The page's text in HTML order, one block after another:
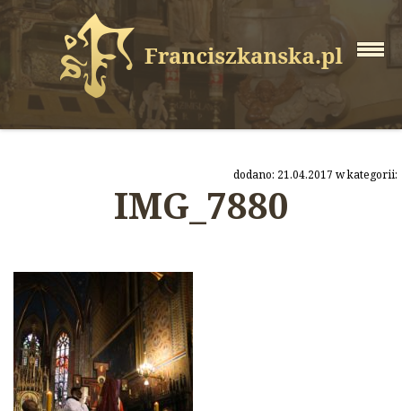
dodano: 21.04.2017 w kategorii:
IMG_7880